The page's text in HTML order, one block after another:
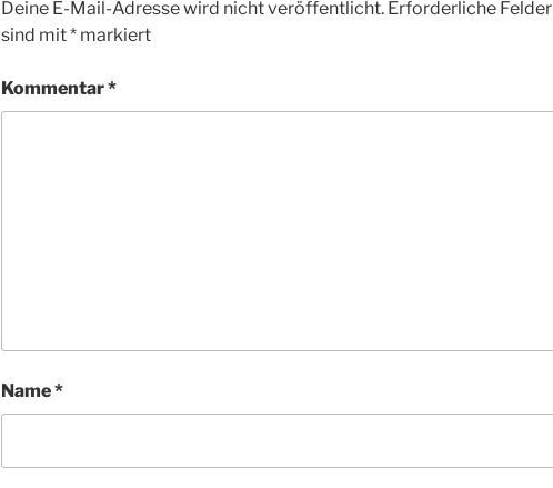
Deine E-Mail-Adresse wird nicht veröffentlicht. Erforderliche Felder
sind mit* markiert
Kommentar*
Name*